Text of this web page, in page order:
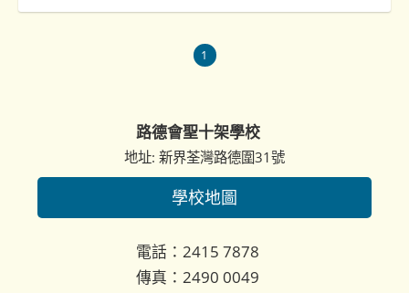
1
路德會聖十架學校
地址: 新界荃灣路德圍31號
學校地圖
電話：2415 7878
傳真：2490 0049